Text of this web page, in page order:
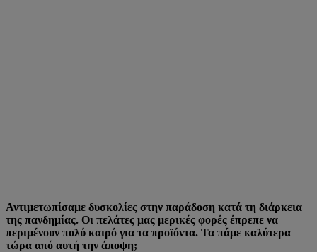
Αντιμετωπίσαμε δυσκολίες στην παράδοση κατά τη διάρκεια
της πανδημίας. Οι πελάτες μας μερικές φορές έπρεπε να
περιμένουν πολύ καιρό για τα προϊόντα. Τα πάμε καλύτερα
τώρα από αυτή την άποψη;